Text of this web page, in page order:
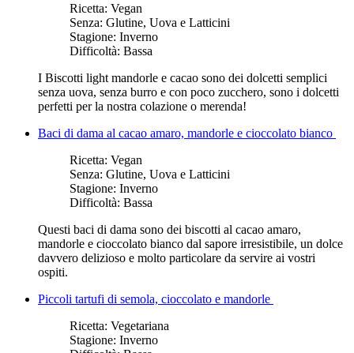
Ricetta: Vegan
Senza: Glutine, Uova e Latticini
Stagione: Inverno
Difficoltà: Bassa
I Biscotti light mandorle e cacao sono dei dolcetti semplici
senza uova, senza burro e con poco zucchero, sono i dolcetti
perfetti per la nostra colazione o merenda!
Baci di dama al cacao amaro, mandorle e cioccolato bianco
Ricetta: Vegan
Senza: Glutine, Uova e Latticini
Stagione: Inverno
Difficoltà: Bassa
Questi baci di dama sono dei biscotti al cacao amaro,
mandorle e cioccolato bianco dal sapore irresistibile, un dolce
davvero delizioso e molto particolare da servire ai vostri
ospiti.
Piccoli tartufi di semola, cioccolato e mandorle
Ricetta: Vegetariana
Stagione: Inverno